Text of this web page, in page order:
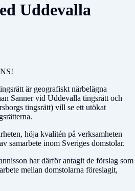
Uddevalla
är geografiskt närbelägna
Sanner vid Uddevalla tingsrätt och
tingsrätt) vill se ett utökat
höja kvalitén på verksamheten
samarbete inom Sveriges domstolar.
har därför antagit de förslag som
mellan domstolarna föreslagit,